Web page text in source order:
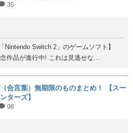
35
Nintendo Switch 2」のゲームソフト】
作品が進行中! これは見逃せな...
合言葉）無期限のものまとめ！ 【スー
ターズ】
98